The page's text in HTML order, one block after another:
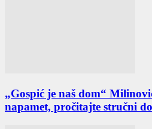
„Gospić je naš dom“
napamet, pročitajte stručni